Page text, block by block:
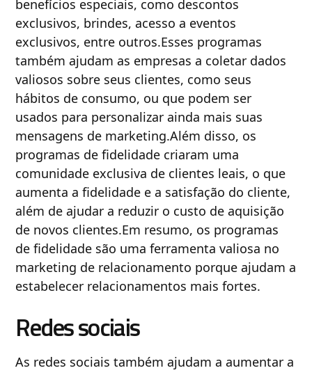
benefícios especiais, como descontos
exclusivos, brindes, acesso a eventos
exclusivos, entre outros.Esses programas
também ajudam as empresas a coletar dados
valiosos sobre seus clientes, como seus
hábitos de consumo, ou que podem ser
usados ​​para personalizar ainda mais suas
mensagens de marketing.Além disso, os
programas de fidelidade criaram uma
comunidade exclusiva de clientes leais, o que
aumenta a fidelidade e a satisfação do cliente,
além de ajudar a reduzir o custo de aquisição
de novos clientes.Em resumo, os programas
de fidelidade são uma ferramenta valiosa no
marketing de relacionamento porque ajudam a
estabelecer relacionamentos mais fortes.
Redes sociais
As redes sociais também ajudam a aumentar a